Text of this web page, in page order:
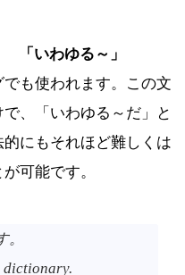
「いわゆる～」
も使われます。この文
、「いわゆる～だ」と
にもそれほど難しくは
可能です。
dictionary.